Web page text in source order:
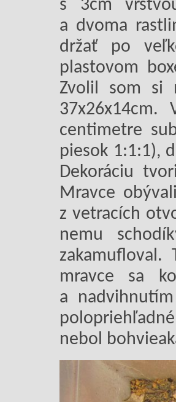
s 3cm
a dvoma
držať po
plastovom
Zvolil som si
centimetre
piesok 1:1:1),
Dekoráciu
Mravce
z vetracích
nemu
mravce sa
a
nebol